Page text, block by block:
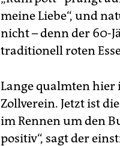
meine Liebe“, und
nicht – denn der 60-
traditionell roten
Lange qualmten hier
Zollverein. Jetzt ist
im Rennen um den
positiv“, sagt der